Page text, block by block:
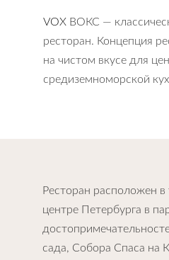
VOX ВОКС —
ресторан. Концепция
на чистом вкусе для
средиземноморской
Ресторан расположен в
центре Петербурга в
сада, Собора Спаса на